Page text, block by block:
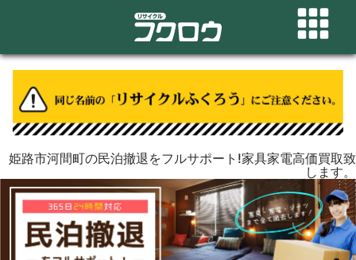
姫路市河間町の民泊撤退をフルサポート!家具家電高価買取致
します。